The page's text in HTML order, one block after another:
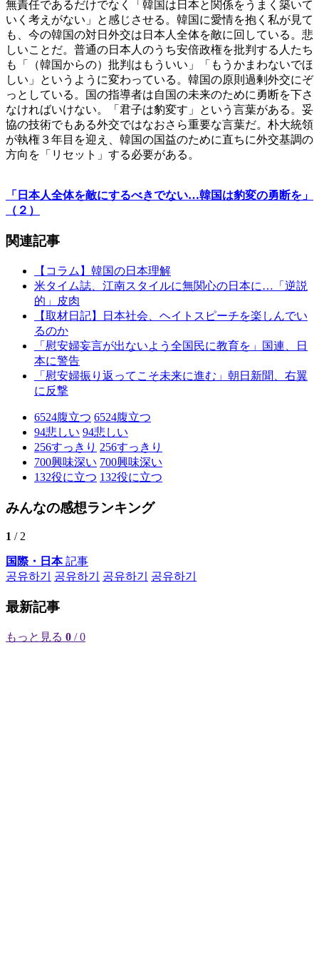
無責任であるだけでなく「韓国は日本と関係をうまく築いて
いく考えがない」と感じさせる。韓国に愛情を抱く私が見て
も、今の韓国の対日外交は日本人全体を敵に回している。悲
しいことだ。普通の日本人のうち安倍政権を批判する人たち
も「（韓国からの）批判はもういい」「もうかまわないでほ
しい」というように変わっている。韓国の原則過剰外交にぞ
っとしている。国の指導者は自国の未来のために勇断を下さ
なければいけない。「君子は豹変す」という言葉がある。妥
協の技術でもある外交ではなおさら重要な言葉だ。朴大統領
が執権３年目を迎え、韓国の国益のために直ちに外交基調の
方向を「リセット」する必要がある。
「日本人全体を敵にするべきでない…韓国は豹変の勇断を」
（２）
関連記事
【コラム】韓国の日本理解
米タイム誌、江南スタイルに無関心の日本に…「逆説
的」皮肉
【取材日記】日本社会、ヘイトスピーチを楽しんでい
るのか
「慰安婦妄言が出ないよう全国民に教育を」国連、日
本に警告
「慰安婦振り返ってこそ未来に進む」朝日新聞、右翼
に反撃
6524腹立つ 6524腹立つ
94悲しい 94悲しい
256すっきり 256すっきり
700興味深い 700興味深い
132役に立つ 132役に立つ
みんなの感想ランキング
1 / 2
国際・日本記事
공유하기
공유하기 공유하기 공유하기
最新記事
もっと見る 0 / 0